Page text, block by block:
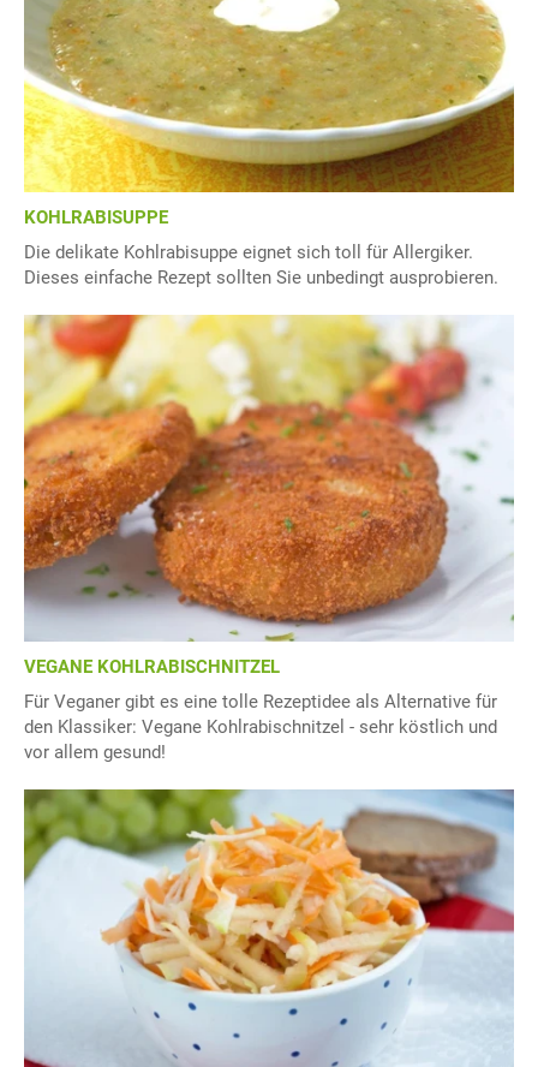
KOHLRABISUPPE
Die delikate Kohlrabisuppe eignet sich toll für Allergiker.
Dieses einfache Rezept sollten Sie unbedingt ausprobieren.
VEGANE KOHLRABISCHNITZEL
Für Veganer gibt es eine tolle Rezeptidee als Alternative für
den Klassiker: Vegane Kohlrabischnitzel - sehr köstlich und
vor allem gesund!